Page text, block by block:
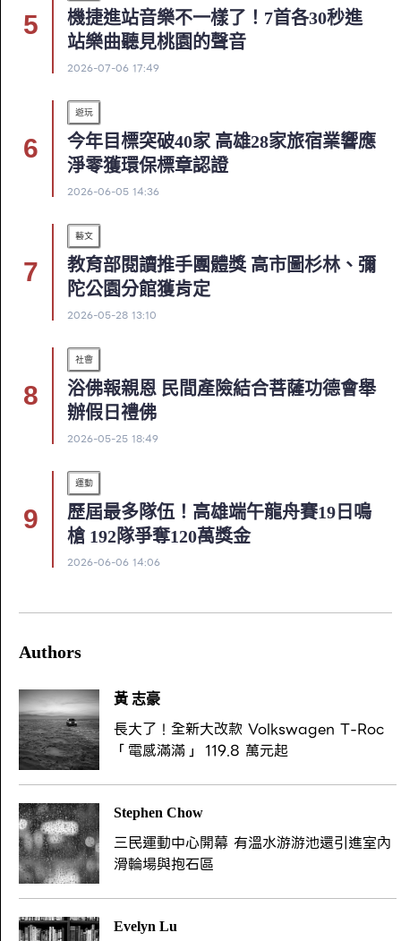
機捷進站音樂不一樣了！7首各30秒進
站樂曲聽見桃園的聲音
2026-07-06 17:49
遊玩
今年目標突破40家 高雄28家旅宿業響應
淨零獲環保標章認證
2026-06-05 14:36
藝文
教育部閱讀推手團體獎 高市圖杉林、彌
陀公園分館獲肯定
2026-05-28 13:10
社會
浴佛報親恩 民間產險結合菩薩功德會舉
辦假日禮佛
2026-05-25 18:49
運動
歷屆最多隊伍！高雄端午龍舟賽19日鳴
槍 192隊爭奪120萬獎金
2026-06-06 14:06
Authors
黃 志豪
長大了！全新大改款 Volkswagen T-Roc
「電感滿滿」 119.8 萬元起
Stephen Chow
三民運動中心開幕 有溫水游游池還引進室內
滑輪場與抱石區
Evelyn Lu